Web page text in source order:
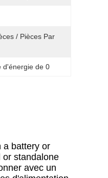
/ Pièces Par
d'énergie de 0
a battery or
or standalone
avec un